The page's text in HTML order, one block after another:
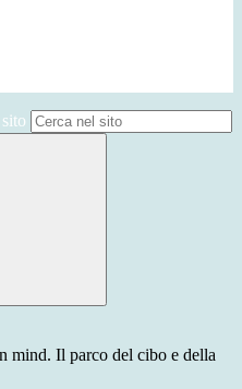
mind. Il parco del cibo e della